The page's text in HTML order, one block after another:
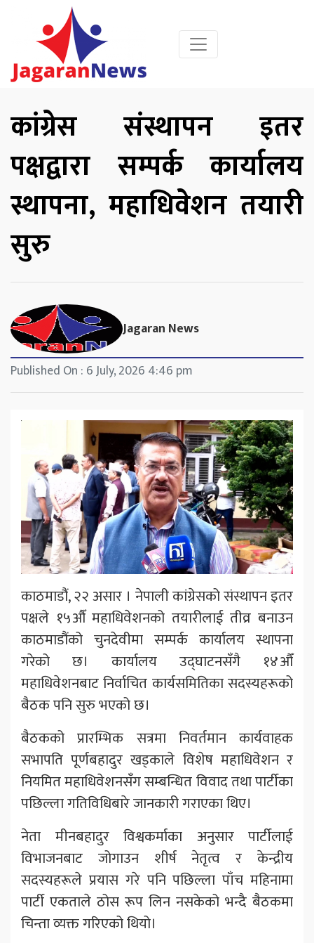
कांग्रेस संस्थापन इतर
पक्षद्वारा सम्पर्क कार्यालय
स्थापना, महाधिवेशन तयारी
सुरु
Jagaran News
Published On : 6 July, 2026 4:46 pm
काठमाडौंं, २२ असार । नेपाली कांग्रेसको संस्थापन इतर
पक्षले १५औँ महाधिवेशनको तयारीलाई तीव्र बनाउन
काठमाडौंको चुनदेवीमा सम्पर्क कार्यालय स्थापना
गरेको छ। कार्यालय उद्घाटनसँगै १४औँ
महाधिवेशनबाट निर्वाचित कार्यसमितिका सदस्यहरूको
बैठक पनि सुरु भएको छ।
बैठकको प्रारम्भिक सत्रमा निवर्तमान कार्यवाहक
सभापति पूर्णबहादुर खड्काले विशेष महाधिवेशन र
नियमित महाधिवेशनसँग सम्बन्धित विवाद तथा पार्टीका
पछिल्ला गतिविधिबारे जानकारी गराएका थिए।
नेता मीनबहादुर विश्वकर्माका अनुसार पार्टीलाई
विभाजनबाट जोगाउन शीर्ष नेतृत्व र केन्द्रीय
सदस्यहरूले प्रयास गरे पनि पछिल्ला पाँच महिनामा
पार्टी एकताले ठोस रूप लिन नसकेको भन्दै बैठकमा
चिन्ता व्यक्त गरिएको थियो।